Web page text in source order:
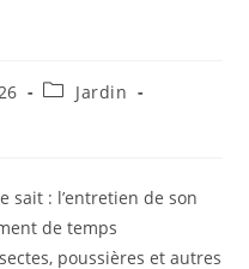
Jardin
sait : l’entretien de son
de temps
poussières et autres